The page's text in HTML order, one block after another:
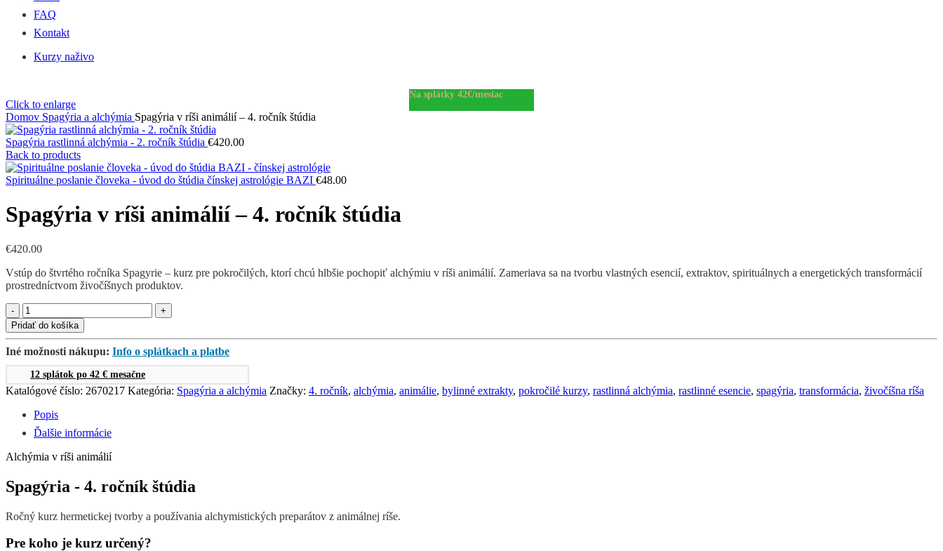
FAQ
Kontakt
Kurzy naživo
Na splátky 42€/mesiac
Click to enlarge
Domov Spagýria a alchýmia Spagýria v ríši animálií – 4. ročník štúdia
Spagýria rastlinná alchýmia - 2. ročník štúdia €420.00
Back to products
Spirituálne poslanie človeka - úvod do štúdia čínskej astrológie BAZI €48.00
Spagýria v ríši animálií – 4. ročník štúdia
€420.00
Vstúp do štvrtého ročníka Spagyrie – kurz pre pokročilých, ktorí chcú hlbšie pochopiť alchýmiu v ríši animálií. Zameriava sa na tvorbu vlastných esencií, extraktov, spirituálnych a energetických transformácií
prostredníctvom živočíšnych produktov.
množstvo
Spagýria
v
animálií
4.
ročník
štúdia
Pridať do košíka
Iné možnosti nákupu: Info o splátkach a platbe
12 splátok po 42 € mesačne
Katalógové číslo: 2670217 Kategória: Spagýria a alchýmia Značky: 4. ročník, alchýmia, animálie, bylinné extrakty, pokročilé kurzy, rastlinná alchýmia, rastlinné esencie, spagýria, transformácia, živočíšna ríša
Popis
Ďalšie informácie
Alchýmia v ríši animálií
Spagýria - 4. ročník štúdia
Ročný kurz hermetickej tvorby a používania alchymistických preparátov z animálnej ríše.
Pre koho je kurz určený?